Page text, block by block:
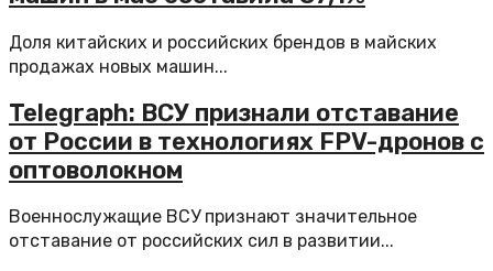
Доля китайских и российских брендов в майских
продажах новых машин...
Telegraph: ВСУ признали отставание
от России в технологиях FPV-дронов с
оптоволокном
Военнослужащие ВСУ признают значительное
отставание от российских сил в развитии...